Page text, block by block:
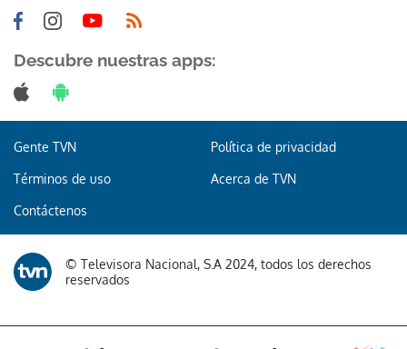
Gracias por suscribirte a nuestro boletín.
ACEPTAR
Descubre nuestras apps:
Gente TVN Política de privacidad
Términos de uso Acerca de TVN
Contáctenos
© Televisora Nacional, S.A 2024, todos los derechos
reservados